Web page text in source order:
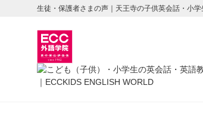
生徒・保護者さまの声｜天王寺の子供英会話・小